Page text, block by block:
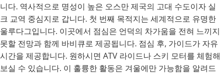
니다. 역사적으로 명성이 높은 오스만 제국의 고대 수도이자 실
크 교역 중심지로 갑니다. 첫 번째 목적지는 세계적으로 유명한
울루다그입니다. 이곳에서 점심은 언덕의 차가움을 전혀 느끼지
못할 전망과 함께 바비큐로 제공됩니다. 점심 후, 가이드가 자유
시간을 제공합니다. 원하시면 ATV 라이드나 스키 모터를 체험해
보실 수 있습니다. 이 훌륭한 활동은 겨울에만 가능함을 알려드